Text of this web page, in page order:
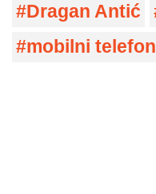
Dragan Antić
mobilni telefon